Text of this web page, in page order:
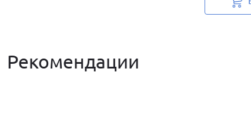
Рекомендации